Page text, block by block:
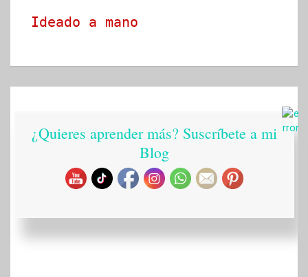
Ideado a mano
¿Quieres aprender más? Suscríbete a mi
Blog